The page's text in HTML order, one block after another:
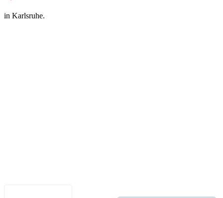
in Karlsruhe.